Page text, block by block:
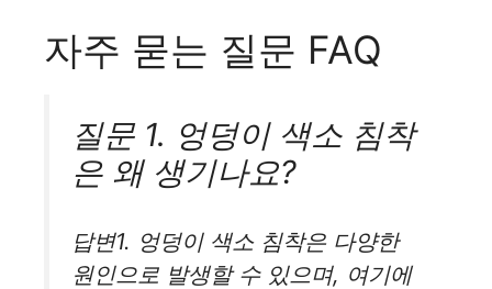
자주 묻는 질문 FAQ
질문 1. 엉덩이 색소 침착
은 왜 생기나요?
답변1. 엉덩이 색소 침착은 다양한
원인으로 발생할 수 있으며, 여기에